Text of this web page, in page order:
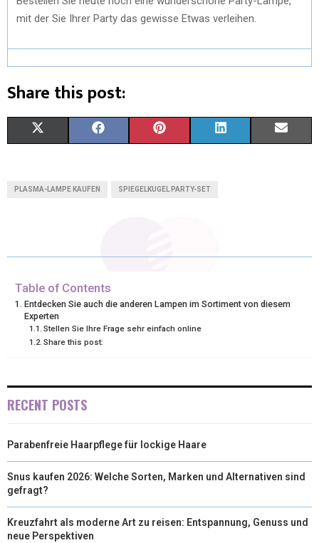
mit der Sie Ihrer Party das gewisse Etwas verleihen.
Share this post:
T
T
E
R
O
K
R
S
T
D
N
PLASMA-LAMPE KAUFEN SPIEGELKUGEL PARTY-SET
Table of Contents
Entdecken Sie auch die anderen Lampen im Sortiment von diesem
Experten
Stellen Sie Ihre Frage sehr einfach online
Share this post:
RECENT POSTS
Parabenfreie Haarpflege für lockige Haare
Snus kaufen 2026: Welche Sorten, Marken und Alternativen sind
gefragt?
Kreuzfahrt als moderne Art zu reisen: Entspannung, Genuss und
neue Perspektiven